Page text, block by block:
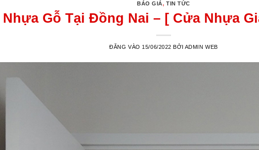
BÁO GIÁ,TIN TỨC
Gỗ Tại Đồng Nai – [ Cửa Nhựa
ĐĂNG VÀO 15/06/2022 BỞI ADMIN WEB